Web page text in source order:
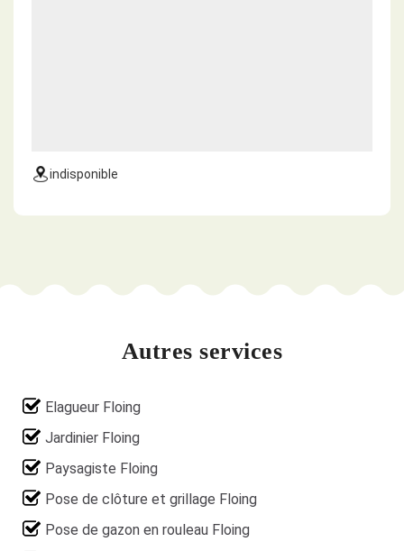
indisponible
Autres services
Elagueur Floing
Jardinier Floing
Paysagiste Floing
Pose de clôture et grillage Floing
Pose de gazon en rouleau Floing